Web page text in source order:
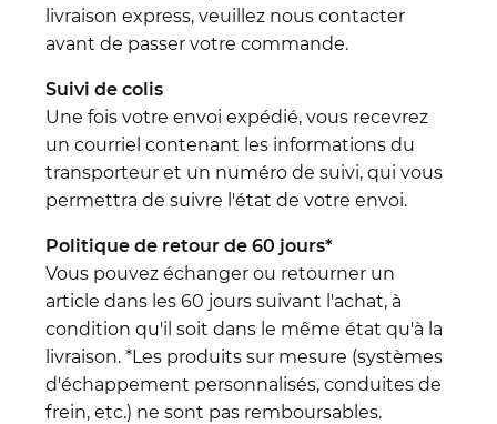
livraison express, veuillez nous contacter
avant de passer votre commande.
Suivi de colis
Une fois votre envoi expédié, vous recevrez
un courriel contenant les informations du
transporteur et un numéro de suivi, qui vous
permettra de suivre l'état de votre envoi.
Politique de retour de 60 jours*
Vous pouvez échanger ou retourner un
article dans les 60 jours suivant l'achat, à
condition qu'il soit dans le même état qu'à la
livraison. *Les produits sur mesure (systèmes
d'échappement personnalisés, conduites de
frein, etc.) ne sont pas remboursables.